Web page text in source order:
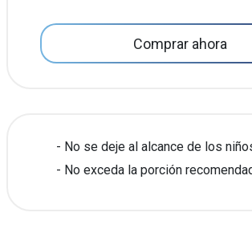
Comprar ahora
No se deje al alcance de los
No exceda la porción